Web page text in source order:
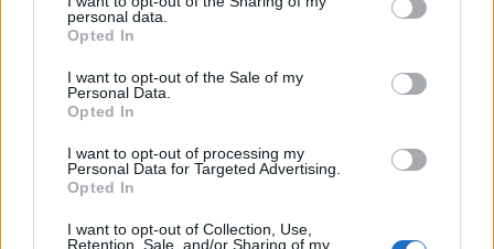
personal data.
Opted In
I want to opt-out of the Sale of my
Personal Data.
Opted In
I want to opt-out of processing my
Personal Data for Targeted Advertising.
Opted In
I want to opt-out of Collection, Use,
Retention, Sale, and/or Sharing of my
nepaisant to, kad gyvena arti viena kitos: nuo
kiekvienai grupei būdingų spalvų, tradicijų iki skirtingo
santykio su turistais. Pasak jos, vienur į atvykusį
turistą visai nekreipiama dėmesio, o kitiems taip
pažiūrėti, o ne aš jų.“ Vis dėlto, mergina įsitikinusi –
visi esame labai panašūs.
„Gal kiek skirtingi dėl to, kiek mums reikia ir kaip